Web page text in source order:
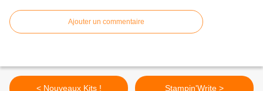
Ajouter un commentaire
< Nouveaux Kits ! Stampin'Write >